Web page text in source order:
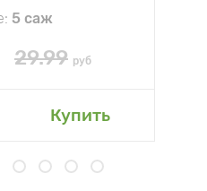
5 саж
29.99 руб
Купить